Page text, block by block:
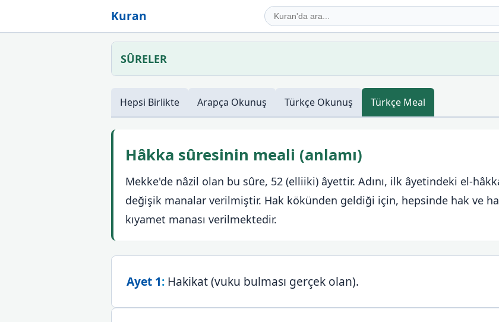
Kuran
SÛRELER
Hepsi Birlikte Arapça Okunuş Türkçe Okunuş Türkçe Meal
Hâkka sûresinin meali (anlamı)
Mekke'de nâzil olan bu sûre, 52 (elliiki) âyettir. Adını, ilk âyetindeki el-
değişik manalar verilmiştir. Hak kökünden geldiği için, hepsinde hak ve
kıyamet manası verilmektedir.
Ayet 1: Hakikat (vuku bulması gerçek olan).